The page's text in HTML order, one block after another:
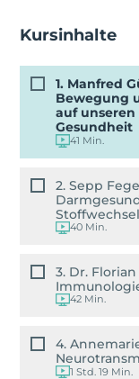
Kursinhalte
1. Manfred
Bewegung
auf
Gesundheit
41 Min.
2. Sepp
40 Min.
3. Dr.
42 Min.
4.
1 Std. 19 Min.